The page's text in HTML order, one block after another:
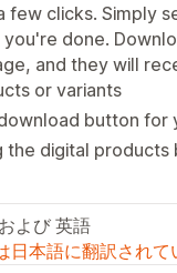
few clicks. Simply
done.
and they will
or variants
button for
digital
よび 英語
日本語に翻訳されて